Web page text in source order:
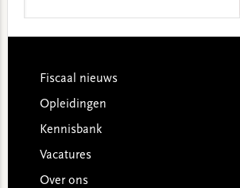
Footer
Fiscaal nieuws
Opleidingen
Kennisbank
Vacatures
Over ons